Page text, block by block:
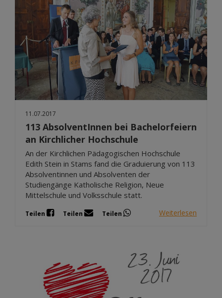
11.07.2017
113 AbsolventInnen bei Bachelorfeiern
an Kirchlicher Hochschule
An der Kirchlichen Pädagogischen Hochschule
Edith Stein in Stams fand die Graduierung von 113
Absolventinnen und Absolventen der
Studiengänge Katholische Religion, Neue
Mittelschule und Volksschule statt.
Teilen Teilen Teilen Weiterlesen